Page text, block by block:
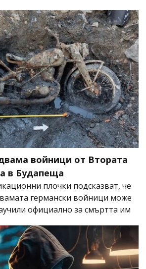
войници от Втората
в Будапеща
плочки подсказват, че
германски войници може
официално за смъртта им